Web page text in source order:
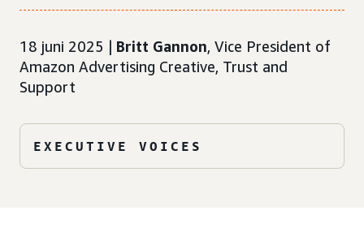
18 juni 2025 | Britt Gannon, Vice President of
Amazon Advertising Creative, Trust and
Support
EXECUTIVE VOICES